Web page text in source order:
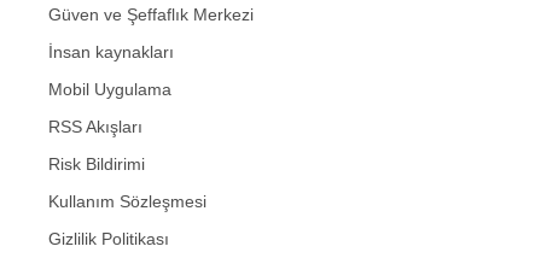
Güven ve Şeffaflık Merkezi
İnsan kaynakları
Mobil Uygulama
RSS Akışları
Risk Bildirimi
Kullanım Sözleşmesi
Gizlilik Politikası